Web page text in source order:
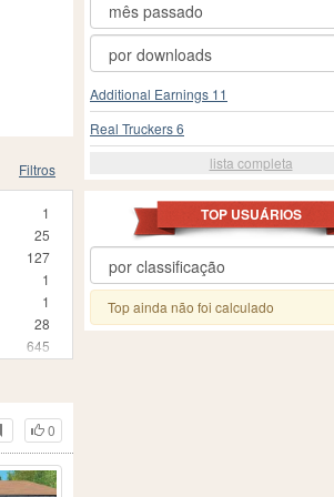
Filtros
1
25
127
1
1
28
645
1
5
1
0
Additional Earnings 11
Real Truckers 6
lista completa
TOP USUÁRIOS
Top ainda não foi calculado